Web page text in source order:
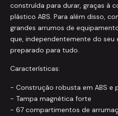
construída para durar, graças à
plástico ABS. Para além disso,
grandes arrumos de
que, independentemente do seu
preparado para tudo.
Características:
- Construção robusta em ABS e
- Tampa magnética forte
- 67 compartimentos de